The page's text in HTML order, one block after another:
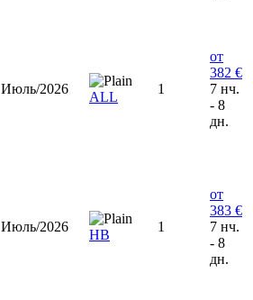
Июль/2026
ALL
1
от
382 €
7 нч.
- 8
дн.
Июль/2026
HB
1
от
383 €
7 нч.
- 8
дн.